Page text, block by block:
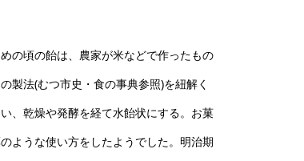
の頃の飴は、農家が米などで作ったもの
製法(むつ市史・食の事典参照)を紐解く
、乾燥や発酵を経て水飴状にする。お菓
ような使い方をしたようでした。明治期